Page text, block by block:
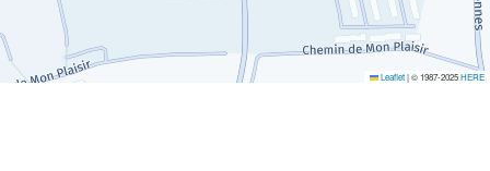
Leaflet|© 1987-2025HERE